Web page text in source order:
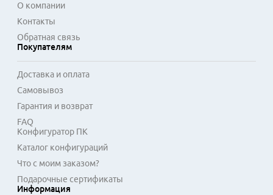
О компании
Контакты
Обратная связь
Покупателям
Доставка и оплата
Самовывоз
Гарантия и возврат
FAQ
Конфигуратор ПК
Каталог конфигураций
Что с моим заказом?
Подарочные сертификаты
Информация